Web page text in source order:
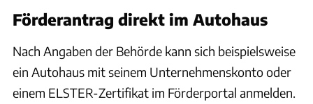
Förderantrag direkt im Autohaus
Nach Angaben der Behörde kann sich beispielsweise
ein Autohaus mit seinem Unternehmenskonto oder
einem ELSTER-Zertifikat im Förderportal anmelden.